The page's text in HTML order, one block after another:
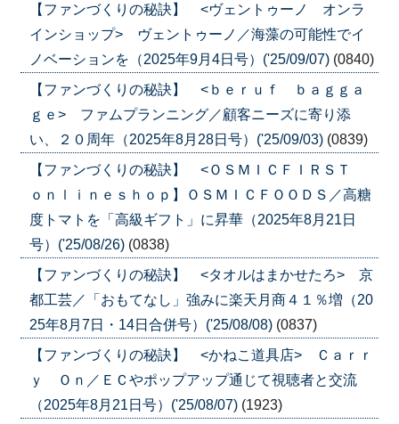
【ファンづくりの秘訣】 <ヴェントゥーノ オンラ
インショップ> ヴェントゥーノ／海藻の可能性でイ
ノベーションを（2025年9月4日号）('25/09/07) (0840)
【ファンづくりの秘訣】 <ｂｅｒｕｆ ｂａｇｇａ
ｇｅ> ファムプランニング／顧客ニーズに寄り添
い、２０周年（2025年8月28日号）('25/09/03) (0839)
【ファンづくりの秘訣】 <ＯＳＭＩＣＦＩＲＳＴ
ｏｎｌｉｎｅｓｈｏｐ】ＯＳＭＩＣＦＯＯＤＳ／高糖
度トマトを「高級ギフト」に昇華（2025年8月21日
号）('25/08/26) (0838)
【ファンづくりの秘訣】 <タオルはまかせたろ> 京
都工芸／「おもてなし」強みに楽天月商４１％増（20
25年8月7日・14日合併号）('25/08/08) (0837)
【ファンづくりの秘訣】 <かねこ道具店> Ｃａｒｒ
ｙ Ｏｎ／ＥＣやポップアップ通じて視聴者と交流
（2025年8月21日号）('25/08/07) (1923)